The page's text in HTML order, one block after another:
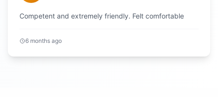
Competent and extremely friendly. Felt comfortable
6 months ago